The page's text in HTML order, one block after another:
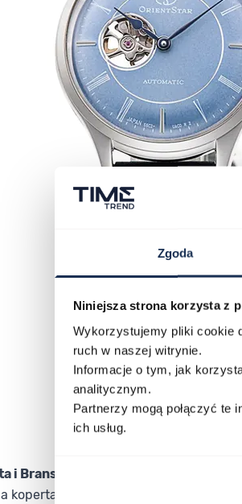
Zgoda
Niniejsza strona korzysta z
Wykorzystujemy pliki cookie
ruch w naszej witrynie.
Informacje o tym, jak
analitycznym.
Partnerzy mogą połączyć te
ich usług.
i Bransoleta
koperta tego damskiego zegarka z